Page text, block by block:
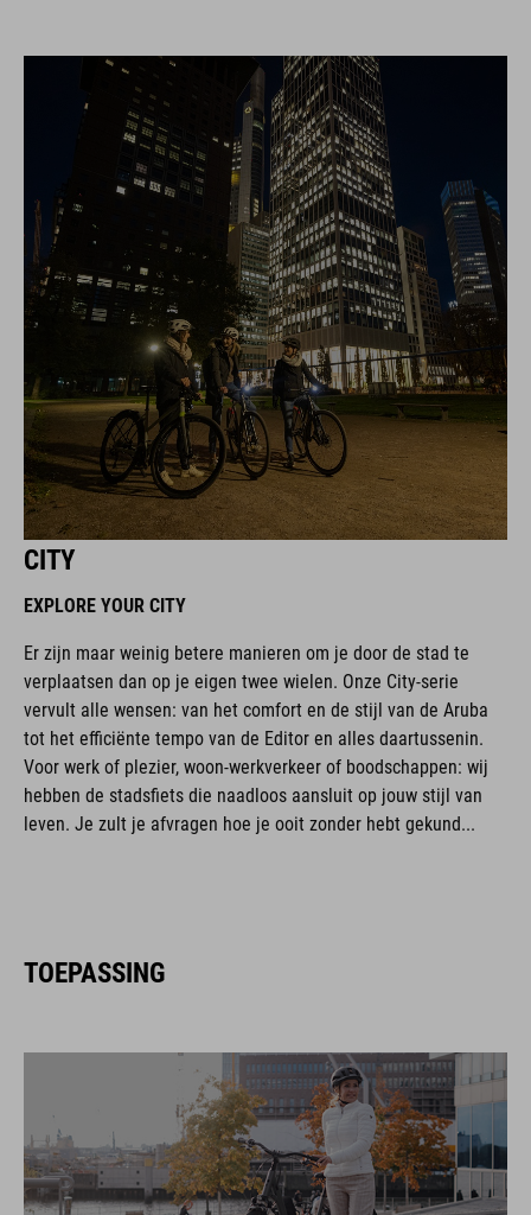
CITY
EXPLORE YOUR CITY
Er zijn maar weinig betere manieren om je door de stad te
verplaatsen dan op je eigen twee wielen. Onze City-serie
vervult alle wensen: van het comfort en de stijl van de Aruba
tot het efficiënte tempo van de Editor en alles daartussenin.
Voor werk of plezier, woon-werkverkeer of boodschappen: wij
hebben de stadsfiets die naadloos aansluit op jouw stijl van
leven. Je zult je afvragen hoe je ooit zonder hebt gekund...
TOEPASSING